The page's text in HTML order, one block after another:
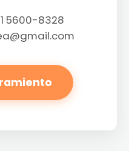
5600-8328